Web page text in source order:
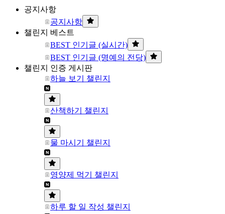
공지사항
공지사항
챌린지 베스트
BEST 인기글 (실시간)
BEST 인기글 (명예의 전당)
챌린지 인증 게시판
하늘 보기 챌린지
산책하기 챌린지
물 마시기 챌린지
영양제 먹기 챌린지
하루 할 일 작성 챌린지